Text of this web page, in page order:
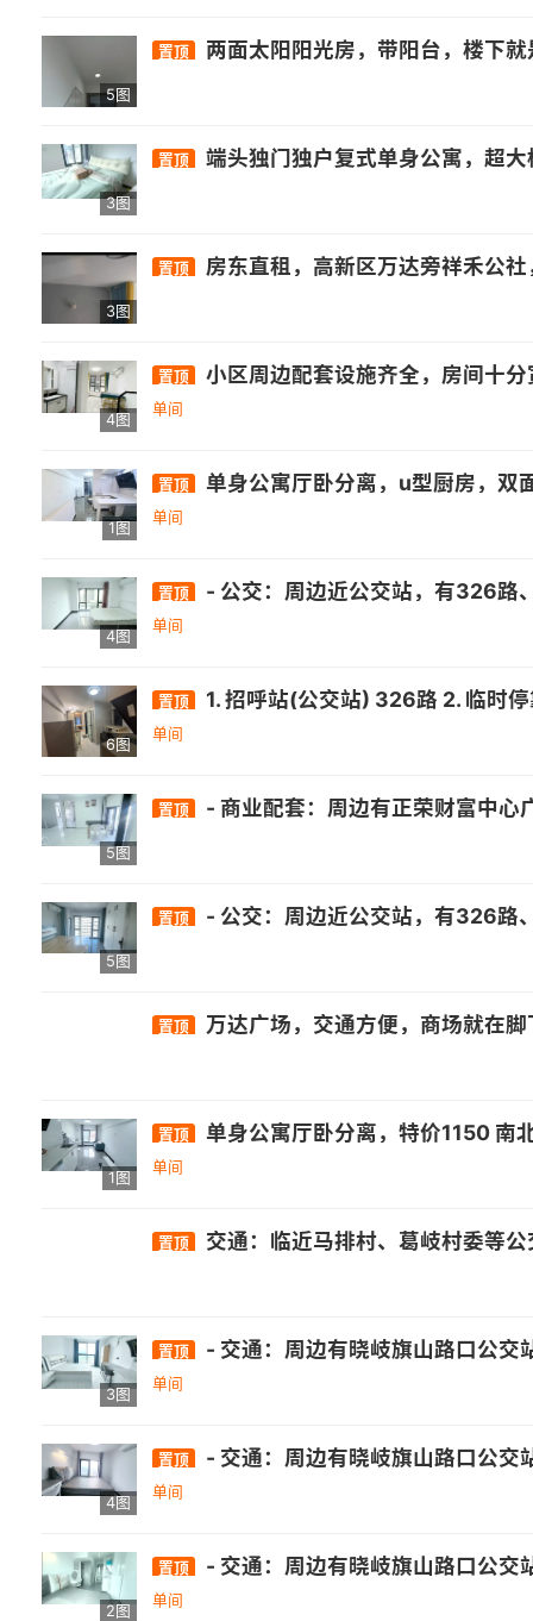
5图
置顶 两面太阳阳光房，带阳台，楼下就是万达商圈，靠近大学
3图
置顶 端头独门独户复式单身公寓，超大榻榻米 - 交通：周边有晓岐旗山路口公交站，
3图
置顶 房东直租，高新区万达旁祥禾公社，楼上大房间内卫带厨房
4图
置顶 小区周边配套设施齐全，房间十分宽敞，墙面色调
单间
1图
置顶 单身公寓厅卧分离，u型厨房，双
单间
4图
置顶 - 公交：周边近公交站，有326路、82路、151路等多条公交线路经过.- 医疗：有南屿镇卫生所、省立医院金山分院等. - 商业：自带万达综合体，还有正荣财
单间
6图
置顶 1. 招呼站(公交站) 326路 2. 临时停靠点(公交站) 326路 3. 长门头村(公交站) 82路 151路 171路 171路支线 326路 902路 芝山部队定时班车 4. 晓
单间
5图
置顶 - 商业配套：周边有正荣财富中心广场、群升广场、高新区万达、永嘉天地综合体等6大商业综合体。 - 教育配套：附近有福州闽侯城、闽侯、福州一中、建平、金桥、旗山等学校 。 - 医疗配套：福建中医药附属医院、上街中心卫生院及闽侯东方医院、福建医科附属第三医
5图
置顶 - 公交：周边近公交站，有326路、82路、151路等多条公交线路经过.- 医疗：有南屿镇卫生所、省立医院金山分院等. - 商业：自带万达综合体，还有正荣财
置顶 万达广场，交通方便，商场就在
1图
置顶 单身公寓厅卧分离，特价1150 南
单间
置顶 交通：临近马排村、葛岐村委等公交站点，公交线路众多，如141路、151路等 。 - 商业：有正荣财富中心广场、群升广场等
3图
置顶 - 交通：周边有晓岐旗山路口公交站，距326路、350路公
单间
4图
置顶 - 交通：周边有晓岐旗山路口公交站，距326路、350路公
单间
2图
置顶 - 交通：周边有晓岐旗山路口公交站，距326路、350路公
单间